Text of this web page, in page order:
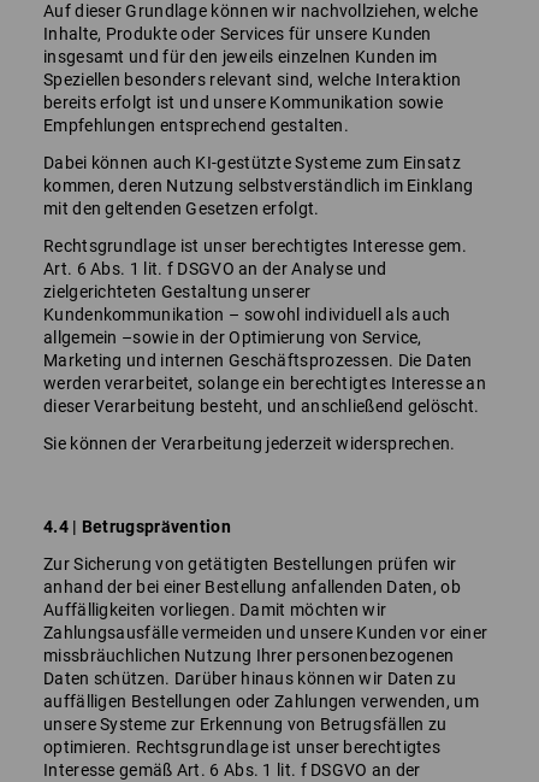
Auf dieser Grundlage können wir nachvollziehen, welche
Inhalte, Produkte oder Services für unsere Kunden
insgesamt und für den jeweils einzelnen Kunden im
Speziellen besonders relevant sind, welche Interaktion
bereits erfolgt ist und unsere Kommunikation sowie
Empfehlungen entsprechend gestalten.
Dabei können auch KI-gestützte Systeme zum Einsatz
kommen, deren Nutzung selbstverständlich im Einklang
mit den geltenden Gesetzen erfolgt.
Rechtsgrundlage ist unser berechtigtes Interesse gem.
Art. 6 Abs. 1 lit. f DSGVO an der Analyse und
zielgerichteten Gestaltung unserer
Kundenkommunikation – sowohl individuell als auch
allgemein –sowie in der Optimierung von Service,
Marketing und internen Geschäftsprozessen. Die Daten
werden verarbeitet, solange ein berechtigtes Interesse an
dieser Verarbeitung besteht, und anschließend gelöscht.
Sie können der Verarbeitung jederzeit widersprechen.
4.4 | Betrugsprävention
Zur Sicherung von getätigten Bestellungen prüfen wir
anhand der bei einer Bestellung anfallenden Daten, ob
Auffälligkeiten vorliegen. Damit möchten wir
Zahlungsausfälle vermeiden und unsere Kunden vor einer
missbräuchlichen Nutzung Ihrer personenbezogenen
Daten schützen. Darüber hinaus können wir Daten zu
auffälligen Bestellungen oder Zahlungen verwenden, um
unsere Systeme zur Erkennung von Betrugsfällen zu
optimieren. Rechtsgrundlage ist unser berechtigtes
Interesse gemäß Art. 6 Abs. 1 lit. f DSGVO an der